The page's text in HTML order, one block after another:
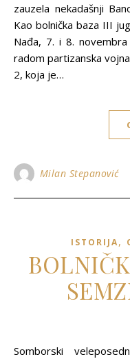
zauzela nekadašnji
Kao bolnička baza III
Nađa, 7. i 8.
radom partizanska
2, koja je…
Milan Stepanović
ISTORIJA,
Somborski veleposednik Ištvan Semze (1840-1915),